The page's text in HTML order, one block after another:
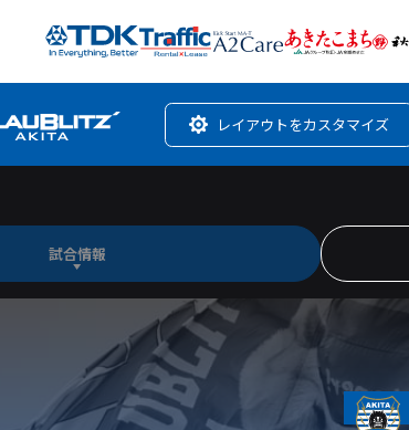
レイアウトをカスタマイズ
試合情報
AWAY